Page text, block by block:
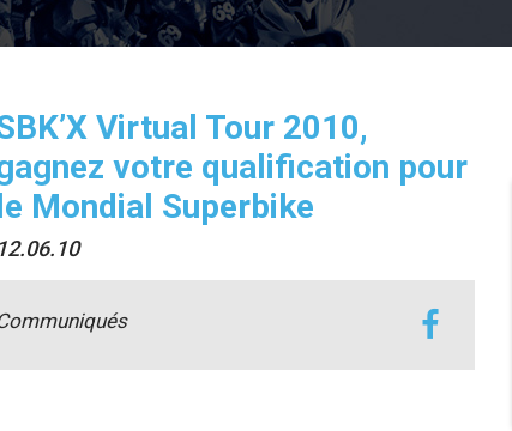
Virtual Tour 2010,
votre qualification pour
Mondial Superbike
12.06.10